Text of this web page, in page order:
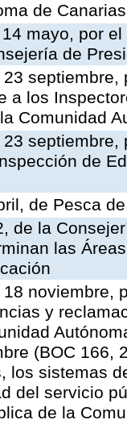
de Canarias
mayo, por
de
a los
Comunidad
de
de Pesca
de la
las
noviembre,
y
(BOC 166,
los sistemas
del servicio
de la